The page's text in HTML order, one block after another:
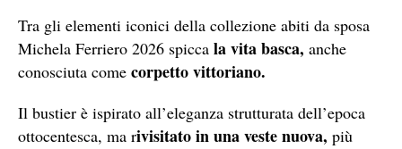
Tra gli elementi iconici della collezione abiti da sposa
Michela Ferriero 2026 spicca la vita basca, anche
conosciuta come corpetto vittoriano.
Il bustier è ispirato all’eleganza strutturata dell’epoca
ottocentesca, ma rivisitato in una veste nuova, più